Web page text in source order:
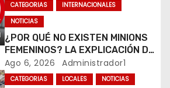
CATEGORIAS
INTERNACIONALES
NOTICIAS
¿POR QUÉ NO EXISTEN MINIONS
FEMENINOS? LA EXPLICACIÓN DE
SU CREADOR QUE VOLVIÓ A
VIRALIZARSE
Ago 6, 2026 Administrador1
CATEGORIAS LOCALES NOTICIAS